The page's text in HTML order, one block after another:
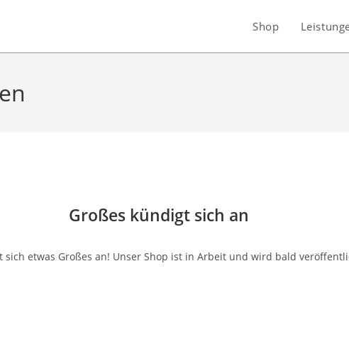
Shop
Großes kündigt sich an
sich etwas Großes an! Unser Shop ist in Arbeit und wird bald